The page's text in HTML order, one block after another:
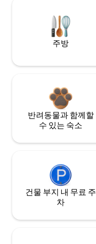
주방
반려동물과 함께할
수 있는 숙소
건물 부지 내 무료 주
차